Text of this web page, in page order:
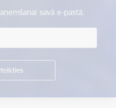
savā e-pastā.